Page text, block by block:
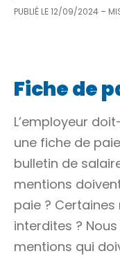
PUBLIÉ LE12/09/2024 –
Fiche de
L’employeur
une fiche de
bulletin de
mentions
paie ?
interdites ?
mentions qui